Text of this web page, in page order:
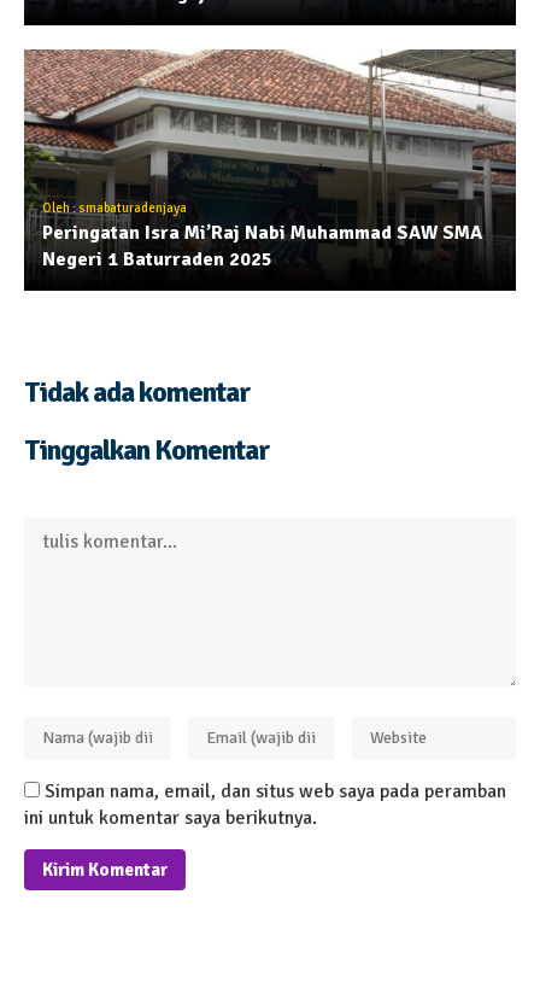
Oleh : smabaturadenjaya
Peringatan Isra Mi’Raj Nabi Muhammad SAW SMA
Negeri 1 Baturraden 2025
Tidak ada komentar
Tinggalkan Komentar
Simpan nama, email, dan situs web saya pada peramban
ini untuk komentar saya berikutnya.